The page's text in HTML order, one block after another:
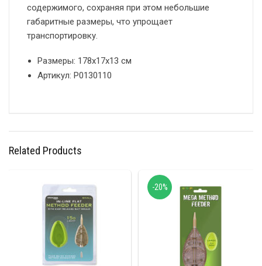
содержимого, сохраняя при этом небольшие
габаритные размеры, что упрощает
транспортировку.
Размеры: 178х17х13 см
Артикул: P0130110
Related Products
-20%